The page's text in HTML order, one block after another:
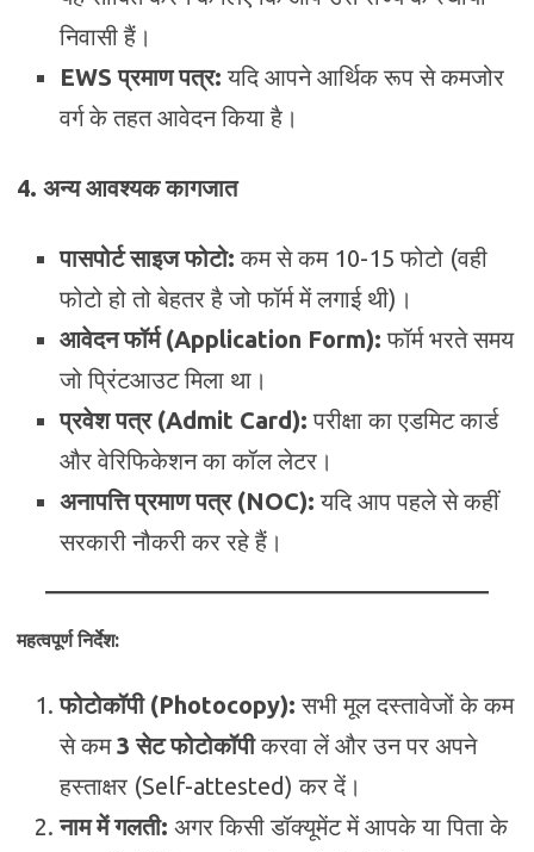
निवासी हैं।
EWS प्रमाण पत्र: यदि आपने आर्थिक रूप से कमजोर
वर्ग के तहत आवेदन किया है।
4. अन्य आवश्यक कागजात
पासपोर्ट साइज फोटो: कम से कम 10-15 फोटो (वही
फोटो हो तो बेहतर है जो फॉर्म में लगाई थी)।
आवेदन फॉर्म (Application Form): फॉर्म भरते समय
जो प्रिंटआउट मिला था।
प्रवेश पत्र (Admit Card): परीक्षा का एडमिट कार्ड
और वेरिफिकेशन का कॉल लेटर।
अनापत्ति प्रमाण पत्र (NOC): यदि आप पहले से कहीं
सरकारी नौकरी कर रहे हैं।
महत्वपूर्ण निर्देश:
फोटोकॉपी (Photocopy): सभी मूल दस्तावेजों के कम
से कम3 सेट फोटोकॉपीकरवा लें और उन पर अपने
हस्ताक्षर (Self-attested) कर दें।
नाम में गलती: अगर किसी डॉक्यूमेंट में आपके या पिता के